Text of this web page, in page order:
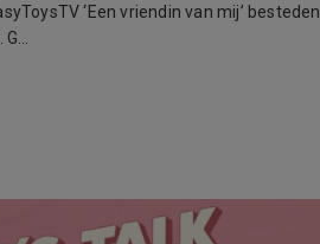
‘Een vriendin van mij’ besteden